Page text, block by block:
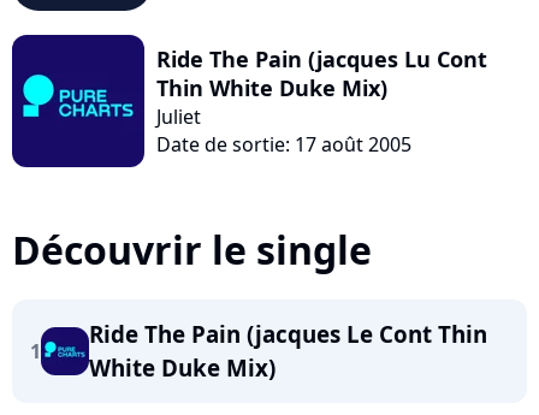
Ride The Pain (jacques Lu Cont
Thin White Duke Mix)
Juliet
Date de sortie: 17 août 2005
Découvrir le single
1
Ride The Pain (jacques Le Cont Thin
White Duke Mix)